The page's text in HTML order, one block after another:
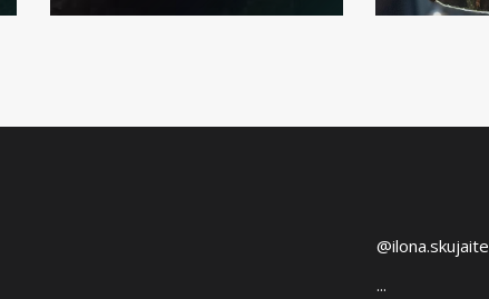
@ilona.skujaite
...